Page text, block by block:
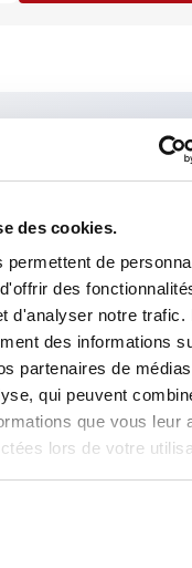
des cookies.
permettent de
des
d'analyser notre trafic.
des informations
partenaires de
qui peuvent
que vous leur
lors de votre
possible
sélecteur avec clé
à cylindre haute
protection est IP65